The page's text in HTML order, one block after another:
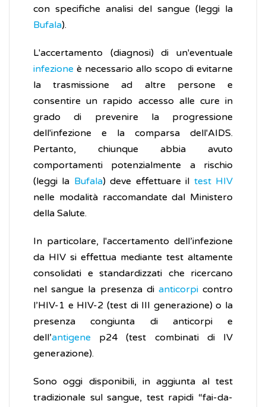
con specifiche analisi del sangue (leggi la
Bufala).
L'accertamento (diagnosi) di un'eventuale
infezione è necessario allo scopo di evitarne
la trasmissione ad altre persone e
consentire un rapido accesso alle cure in
grado di prevenire la progressione
dell'infezione e la comparsa dell'AIDS.
Pertanto, chiunque abbia avuto
comportamenti potenzialmente a rischio
(leggi la Bufala) deve effettuare il test HIV
nelle modalità raccomandate dal Ministero
della Salute.
In particolare, l'accertamento dell’infezione
da HIV si effettua mediante test altamente
consolidati e standardizzati che ricercano
nel sangue la presenza di anticorpicontro
l’HIV-1 e HIV-2 (test di III generazione) o la
presenza congiunta di anticorpi e
dell’antigene p24 (test combinati di IV
generazione).
Sono oggi disponibili, in aggiunta al test
tradizionale sul sangue, test rapidi “fai-da-